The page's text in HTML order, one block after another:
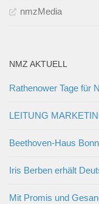
nmzMedia
NMZ AKTUELL
Rathenower Tage für
LEITUNG
Beethoven-Haus
Iris Berben erhält
Mit Promis und